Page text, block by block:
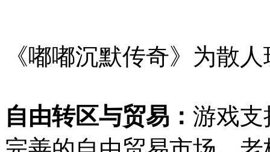
《嘟嘟沉默传奇》为散
自由转区与贸易： 游戏支